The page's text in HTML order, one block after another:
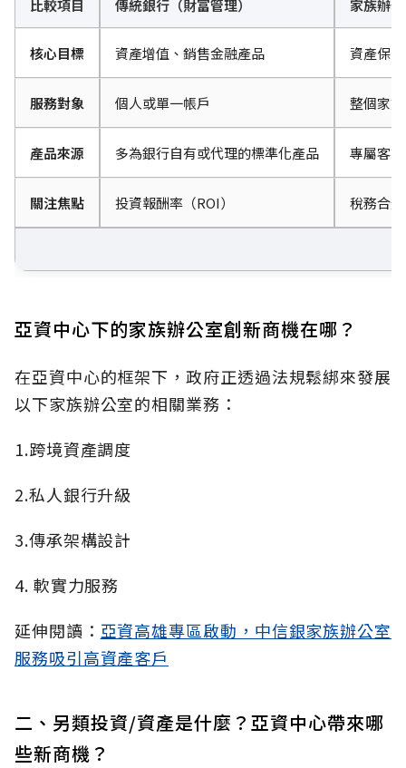
比較項目 傳統銀行（財富管理） 家族辦
核心目標 資產增值、銷售金融產品 資產保
服務對象 個人或單一帳戶 整個家
產品來源 多為銀行自有或代理的標準化產品 專屬客
關注焦點 投資報酬率（ROI） 稅務合
亞資中心下的家族辦公室創新商機在哪？
在亞資中心的框架下，政府正透過法規鬆綁來發展
以下家族辦公室的相關業務：
1.跨境資產調度
2.私人銀行升級
3.傳承架構設計
4. 軟實力服務
延伸閱讀： 亞資高雄專區啟動，中信銀家族辦公室
服務吸引高資產客戶
二、另類投資/資產是什麼？亞資中心帶來哪
些新商機？